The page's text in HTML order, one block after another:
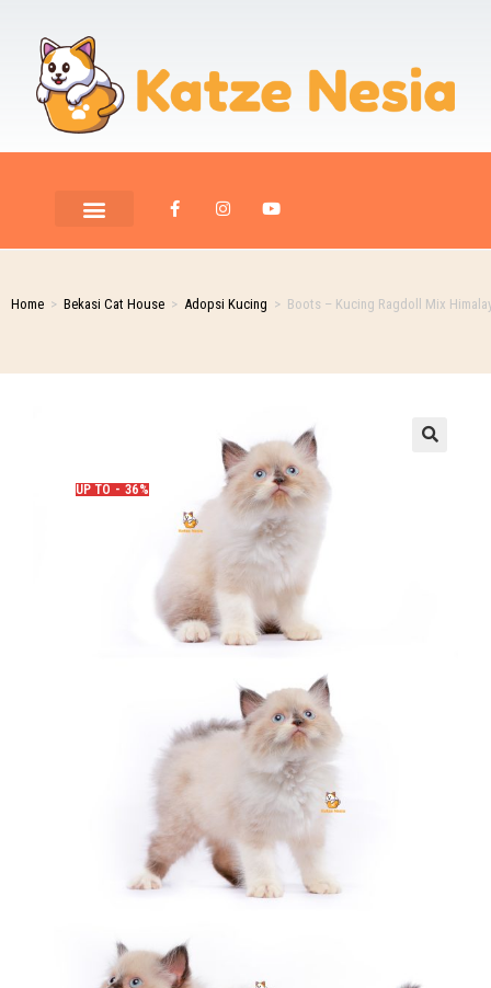
Home > Bekasi Cat House > Adopsi Kucing > Boots – Kucing Ragdoll Mix
UP TO - 36%